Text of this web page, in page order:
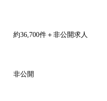
約36,700件＋非公開求人
非公開